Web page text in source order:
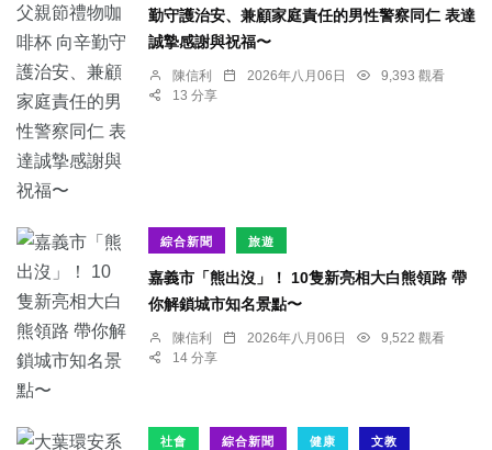
勤守護治安、兼顧家庭責任的男性警察同仁 表達
誠摯感謝與祝福〜
陳信利 2026年八月06日
9,393 觀看
13 分享
綜合新聞 旅遊
嘉義市「熊出沒」！ 10隻新亮相大白熊領路 帶
你解鎖城市知名景點〜
陳信利 2026年八月06日
9,522 觀看
14 分享
社會 綜合新聞 健康 文教